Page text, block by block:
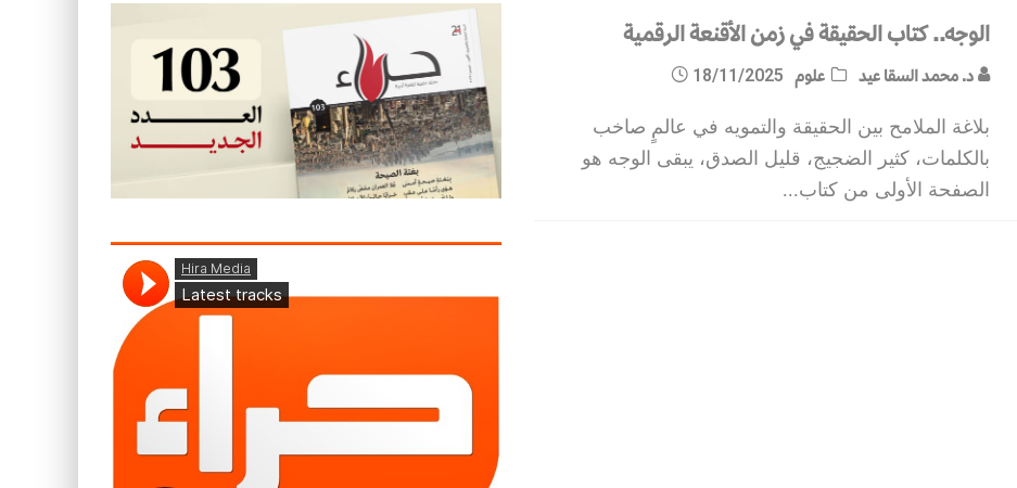
الوجه.. كتاب الحقيقة في زمن الأقنعة الرقمية
د. محمد السقا عيد علوم 18/11/2025
بلاغة الملامح بين الحقيقة والتمويه في عالمٍ صاخب
بالكلمات، كثير الضجيج، قليل الصدق، يبقى الوجه هو
الصفحة الأولى من كتاب...